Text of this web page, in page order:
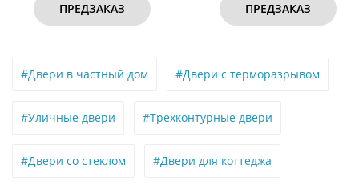
ПРЕДЗАКАЗ ПРЕДЗАКАЗ
#Двери в частный дом #Двери с терморазрывом
#Уличные двери #Трехконтурные двери
#Двери со стеклом #Двери для коттеджа